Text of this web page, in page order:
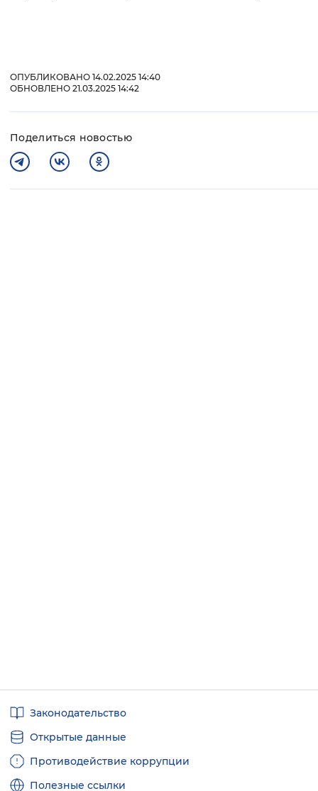
ОПУБЛИКОВАНО 14.02.2025 14:40
ОБНОВЛЕНО 21.03.2025 14:42
Поделиться новостью
ссылкиЗаконодательство
Открытые данные
Противодействие коррупции
Полезные ссылки